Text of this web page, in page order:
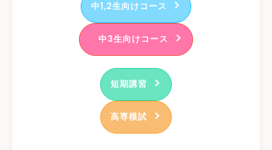
中1,2生向けコース
中3生向けコース
短期講習
高専模試